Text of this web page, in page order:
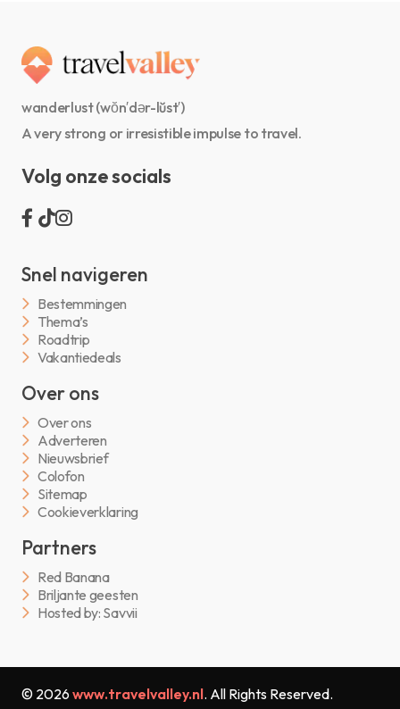
wanderlust (wŏn′dər-lŭst′)
A very strong or irresistible impulse to travel.
Volg onze socials
Snel navigeren
Bestemmingen
Thema’s
Roadtrip
Vakantiedeals
Over ons
Over ons
Adverteren
Nieuwsbrief
Colofon
Sitemap
Cookieverklaring
Partners
Red Banana
Briljante geesten
Hosted by: Savvii
© 2026 www.travelvalley.nl. All Rights Reserved.